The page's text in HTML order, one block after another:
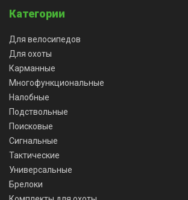
Категории
Для велосипедов
Для охоты
Карманные
Многофункциональные
Налобные
Подствольные
Поисковые
Сигнальные
Тактические
Универсальные
Брелоки